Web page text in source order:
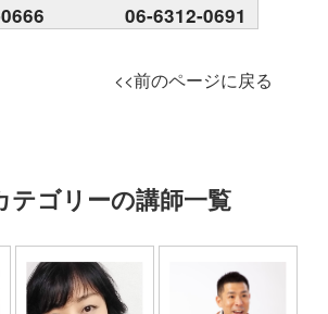
06-6312-0691
<<前のページに戻る
テゴリーの講師一覧